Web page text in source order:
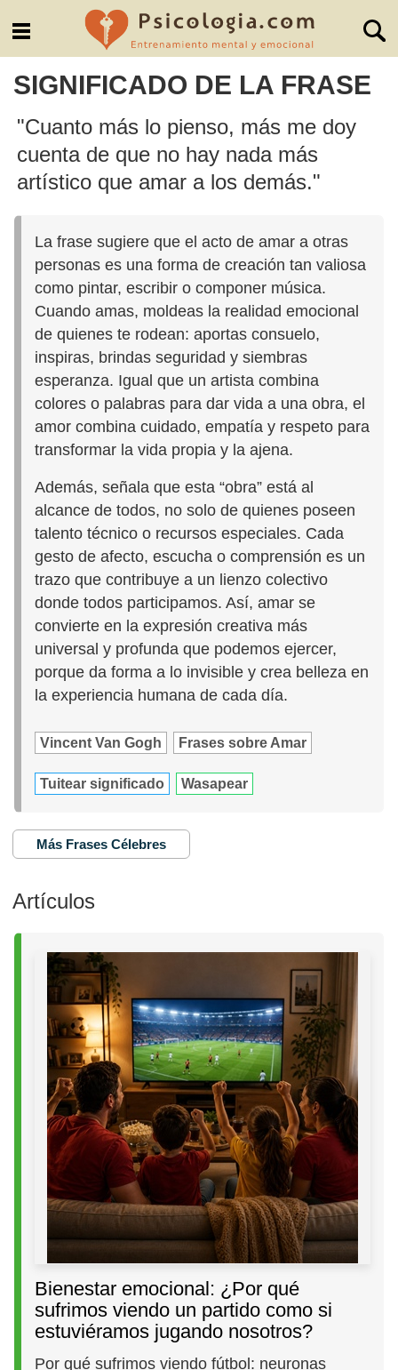
SIGNIFICADO DE LA FRASE
"Cuanto más lo pienso, más me doy
cuenta de que no hay nada más
artístico que amar a los demás."
La frase sugiere que el acto de amar a otras
personas es una forma de creación tan valiosa
como pintar, escribir o componer música.
Cuando amas, moldeas la realidad emocional
de quienes te rodean: aportas consuelo,
inspiras, brindas seguridad y siembras
esperanza. Igual que un artista combina
colores o palabras para dar vida a una obra, el
amor combina cuidado, empatía y respeto para
transformar la vida propia y la ajena.
Además, señala que esta “obra” está al
alcance de todos, no solo de quienes poseen
talento técnico o recursos especiales. Cada
gesto de afecto, escucha o comprensión es un
trazo que contribuye a un lienzo colectivo
donde todos participamos. Así, amar se
convierte en la expresión creativa más
universal y profunda que podemos ejercer,
porque da forma a lo invisible y crea belleza en
la experiencia humana de cada día.
Vincent Van Gogh Frases sobre Amar
Tuitear significado Wasapear
Más Frases Célebres
Artículos
Bienestar emocional: ¿Por qué
sufrimos viendo un partido como si
estuviéramos jugando nosotros?
Por qué sufrimos viendo fútbol: neuronas